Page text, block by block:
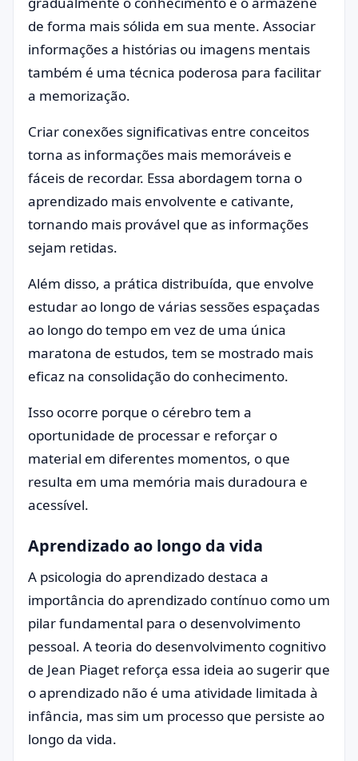
de forma mais sólida em sua mente. Associar
informações a histórias ou imagens mentais
também é uma técnica poderosa para facilitar
a memorização.
Criar conexões significativas entre conceitos
torna as informações mais memoráveis e
fáceis de recordar. Essa abordagem torna o
aprendizado mais envolvente e cativante,
tornando mais provável que as informações
sejam retidas.
Além disso, a prática distribuída, que envolve
estudar ao longo de várias sessões espaçadas
ao longo do tempo em vez de uma única
maratona de estudos, tem se mostrado mais
eficaz na consolidação do conhecimento.
Isso ocorre porque o cérebro tem a
oportunidade de processar e reforçar o
material em diferentes momentos, o que
resulta em uma memória mais duradoura e
acessível.
Aprendizado ao longo da vida
A psicologia do aprendizado destaca a
importância do aprendizado contínuo como um
pilar fundamental para o desenvolvimento
pessoal. A teoria do desenvolvimento cognitivo
de Jean Piaget reforça essa ideia ao sugerir que
o aprendizado não é uma atividade limitada à
infância, mas sim um processo que persiste ao
longo da vida.